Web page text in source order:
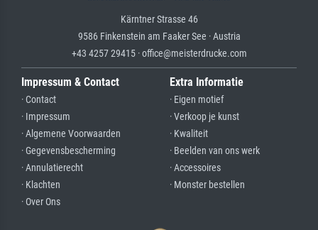
Kärntner Strasse 46
9586 Finkenstein am Faaker See · Austria
+43 4257 29415 · office@meisterdrucke.com
Impressum & Contact
· Contact
· Impressum
· Algemene Voorwaarden
· Gegevensbescherming
· Annulatierecht
· Klachten
· Over Ons
Extra Informatie
· Eigen motief
· Verkoop je kunst
· Kwaliteit
· Beelden van ons werk
· Accessoires
· Monster bestellen